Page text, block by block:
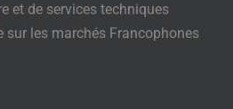
et de services techniques
sur les marchés Francophones